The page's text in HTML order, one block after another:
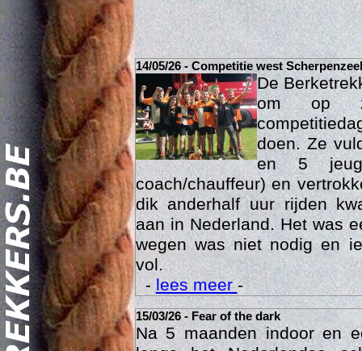
14/05/26 - Competitie west Scherpenzeel
De
om op
doen. Ze
en 5
coach/chauffeur) en
dik anderhalf uur rijden
aan in Nederland. Het was
wegen was niet nodig en
vol.
-lees meer-
15/03/26 - Fear of the dark
Na 5 maanden indoor en